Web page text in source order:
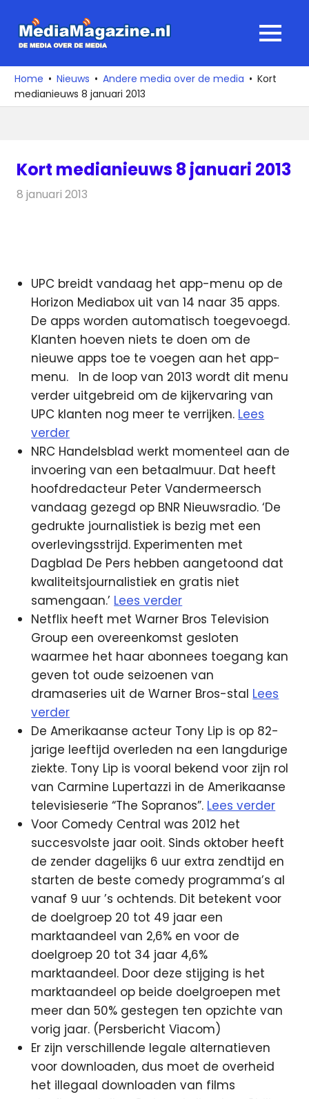
naar
media
over
de
MENU
Home Nieuws Andere media over de media
Kort
medianieuws 8 januari 2013
Kort medianieuws 8 januari 2013
8 januari 2013
UPC breidt vandaag het app-menu op de
Horizon Mediabox uit van 14 naar 35 apps.
De apps worden automatisch toegevoegd.
Klanten hoeven niets te doen om de
nieuwe apps toe te voegen aan het app-
menu.
In de loop van 2013 wordt dit menu
verder uitgebreid om de kijkervaring van
UPC klanten nog meer te verrijken. Lees
verder
NRC Handelsblad werkt momenteel aan de
invoering van een betaalmuur. Dat heeft
hoofdredacteur Peter Vandermeersch
vandaag gezegd op BNR Nieuwsradio. ‘De
gedrukte journalistiek is bezig met een
overlevingsstrijd. Experimenten met
Dagblad De Pers hebben aangetoond dat
kwaliteitsjournalistiek en gratis niet
samengaan.’ Lees verder
Netflix heeft met Warner Bros Television
Group een overeenkomst gesloten
waarmee het haar abonnees toegang kan
geven tot oude seizoenen van
dramaseries uit de Warner Bros-stal Lees
verder
De Amerikaanse acteur Tony Lip is op 82-
jarige leeftijd overleden na een langdurige
ziekte. Tony Lip is vooral bekend voor zijn rol
van Carmine Lupertazzi in de Amerikaanse
televisieserie “The Sopranos”. Lees verder
Voor Comedy Central was 2012 het
succesvolste jaar ooit. Sinds oktober heeft
de zender dagelijks 6 uur extra zendtijd en
starten de beste comedy programma’s al
vanaf 9 uur ’s ochtends. Dit betekent voor
de doelgroep 20 tot 49 jaar een
marktaandeel van 2,6% en voor de
doelgroep 20 tot 34 jaar 4,6%
marktaandeel. Door deze stijging is het
marktaandeel op beide doelgroepen met
meer dan 50% gestegen ten opzichte van
vorig jaar. (Persbericht Viacom)
Er zijn verschillende legale alternatieven
voor downloaden, dus moet de overheid
het illegaal downloaden van films